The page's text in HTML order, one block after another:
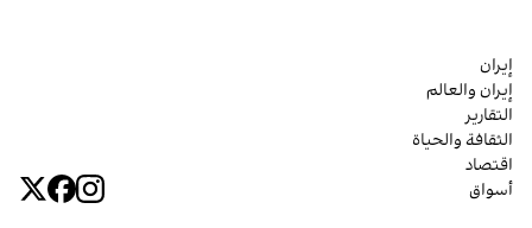
إيران
إيران والعالم
التقارير
الثقافة والحياة
اقتصاد
أسواق